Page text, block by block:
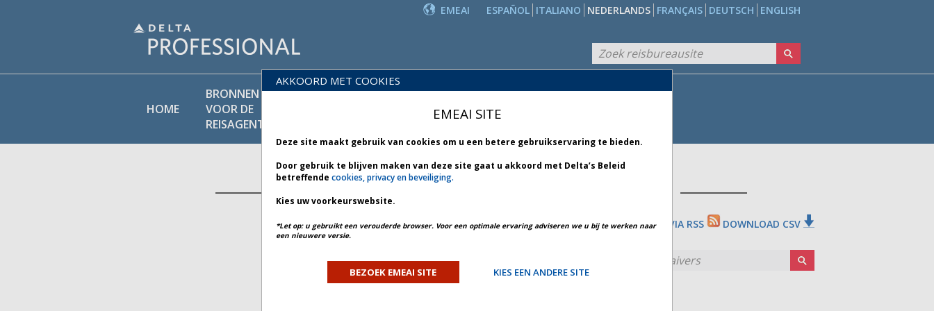
ENGLISH
DEUTSCH
FRANÇAIS
NEDERLANDS
ITALIANO
ESPAÑOL
EMEAI
HOME
BRONNEN
VOOR DE
REISAGENT
PRODUCTEN
NIEUWS
UITZONDERINGSBELEID *
AANMELDEN VIA RSS DOWNLOAD CSV
ACTIEF VERLEDEN
AKKOORD MET COOKIES
EMEAI SITE
Deze site maakt gebruik van cookies om u een betere gebruikservaring te bieden.
Door gebruik te blijven maken van deze site gaat u akkoord met Delta’s Beleid
betreffende cookies, privacy en beveiliging.
Kies uw voorkeurswebsite.
*Let op: u gebruikt een verouderde browser. Voor een optimale ervaring adviseren we u bij te werken naar
een nieuwere versie.
BEZOEK EMEAI SITE KIES EEN ANDERE SITE